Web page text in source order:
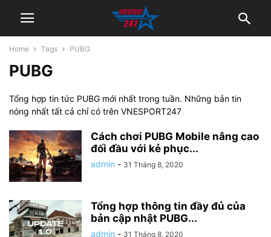
Home Tags PUBG
PUBG
Tổng hợp tin tức PUBG mới nhất trong tuần. Những bản tin
nóng nhất tất cả chỉ có trên VNESPORT247
Cách chơi PUBG Mobile nâng cao
đối đầu với kẻ phục...
admin - 31 Tháng 8, 2020
Tổng hợp thông tin đầy đủ của
bản cập nhật PUBG...
admin - 31 Tháng 8, 2020